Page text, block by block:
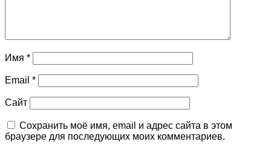
Имя *
Email *
Сайт
Сохранить моё имя, email и адрес сайта в этом
браузере для последующих моих комментариев.